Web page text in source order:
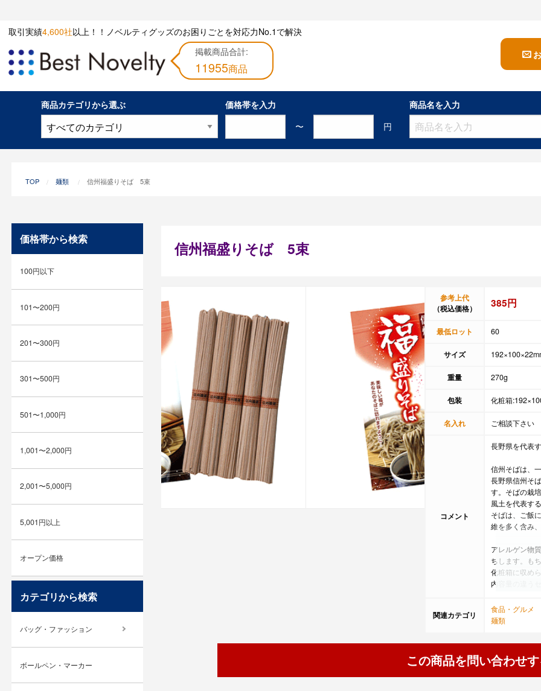
取引実績4,600社以上！！ノベルティグッズのお困りごとを対応力No.1で解決
掲載商品合計:
11955商品
商品カテゴリから選ぶ
価格帯を入力
〜
円
商品名を入力
TOP 麺類 信州福盛りそば 5束
信州福盛りそば 5束
参考上代
（税込価格）
385円
最低ロット 60
サイズ
重量 270g
包装 化粧箱
名入れ ご相談下さい
コメント
長野県を代表
信州そばは、
長野県信州そ
す。そばの栽
風土を代表す
そばは、ご飯
維を多く含み
アレルゲン物
ちします。も
化粧箱に収め
内容量の違う
■アレルゲン
長野県に関
ィとしてご利
た感】を感じ
関連カテゴリ
食品・グルメ
麺類
この商品を問い合わせ
価格帯から検索
100円以下
101〜200円
201〜300円
301〜500円
501〜1,000円
1,001〜2,000円
2,001〜5,000円
5,001円以上
オープン価格
カテゴリから検索
バッグ・ファッション
ボールペン・マーカー